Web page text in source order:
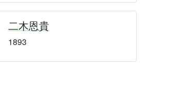
二木恩貴
1893